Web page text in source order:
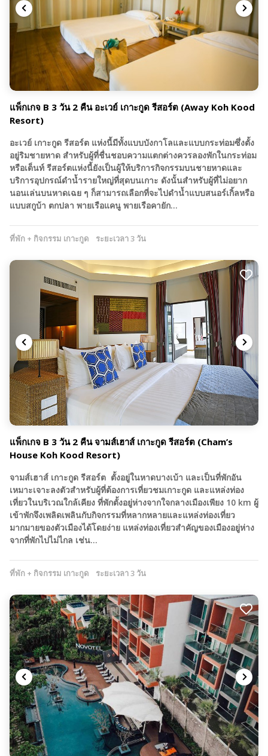
แพ็กเกจ B 3 วัน 2 คืน อะเวย์ เกาะกูด รีสอร์ต (Away Koh Kood
Resort)
อะเวย์ เกาะกูด รีสอร์ต แห่งนี้มีทั้งแบบบังกาโลและแบบกระท่อมซึ่งตั้ง
อยู่ริมชายหาด สำหรับผู้ที่ชื่นชอบความแตกต่างควรลองพักในกระท่อม
หรือเต็นท์ รีสอร์ตแห่งนี้ยังเป็นผู้ให้บริการกิจกรรมบนชายหาดและ
บริการอุปกรณ์ดำน้ำรายใหญ่ที่สุดบนเกาะ ดังนั้นสำหรับผู้ที่ไม่อยาก
นอนเล่นบนหาดเฉย ๆ ก็สามารถเลือกที่จะไปดำน้ำแบบสนอร์เกิ้ลหรือ
แบบสกูบ้า ตกปลา พายเรือแคนู พายเรือคายัก…
ที่พัก + กิจกรรม เกาะกูด ระยะเวลา 3 วัน
แพ็กเกจ B 3 วัน 2 คืน จามส์เฮาส์ เกาะกูด รีสอร์ต (Cham’s
House Koh Kood Resort)
จามส์เฮาส์ เกาะกูด รีสอร์ต ตั้งอยู่ในหาดบางเบ้า และเป็นที่พักอัน
เหมาะเจาะลงตัวสำหรับผู้ที่ต้องการเที่ยวชมเกาะกูด และแหล่งท่อง
เที่ยวในบริเวณใกล้เคียง ที่พักตั้งอยู่ห่างจากใจกลางเมืองเพียง 10 km ผู้
เข้าพักจึงเพลิดเพลินกับกิจกรรมที่หลากหลายและแหล่งท่องเที่ยว
มากมายของตัวเมืองได้โดยง่าย แหล่งท่องเที่ยวสำคัญของเมืองอยู่ห่าง
จากที่พักไปไม่ไกล เช่น…
ที่พัก + กิจกรรม เกาะกูด ระยะเวลา 3 วัน